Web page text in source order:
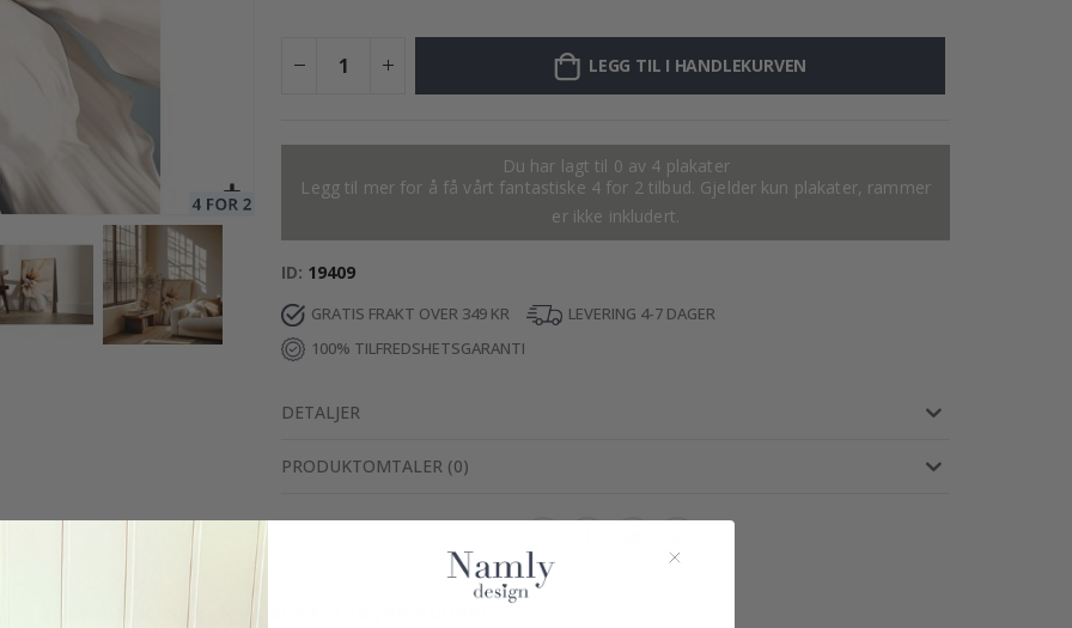
LEGG TIL I HANDLEKURVEN
Du har lagt til 0 av 4 plakater
Legg til mer for å få vårt fantastiske 4 for 2 tilbud. Gjelder kun plakater, rammer
er ikke inkludert.
ID 19409
GRATIS FRAKT OVER 349 KR
LEVERING 4-7 DAGER
100% TILFREDSHETSGARANTI
DETALJER
PRODUKTOMTALER (0)
Ekte inspirasjon fra våre fornøyde kunder!